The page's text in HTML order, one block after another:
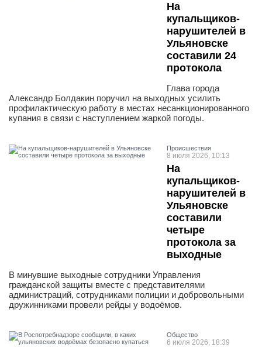
На
купальщиков-
нарушителей в
Ульяновске
составили 24
протокола
Глава города
Александр Болдакин поручил на выходных усилить
профилактическую работу в местах несанкционированного
купания в связи с наступлением жаркой погоды.
Проиcшествия
8 июля 2026, 10:13
На
купальщиков-
нарушителей в
Ульяновске
составили
четыре
протокола за
выходные
В минувшие выходные сотрудники Управления
гражданской защиты вместе с представителями
администраций, сотрудниками полиции и добровольными
дружинниками провели рейды у водоёмов.
Общество
6 июля 2026, 18:39